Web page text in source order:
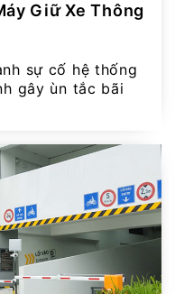
Giữ Xe Thông
sự cố hệ thống
gây ùn tắc bãi